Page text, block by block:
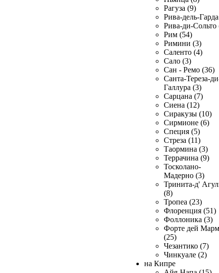
Рагуза (9)
Рива-дель-
Рива-ди-Сольто
Рим (54)
Римини (3)
Саленто (4)
Сало (3)
Сан - Ремо (36)
Санта-Тереза-
Галлура (3)
Сарцана (7)
Сиена (12)
Сиракузы (10)
Сирмионе (6)
Специя (5)
Стреза (11)
Таормина (3)
Террачина (9)
Тосколано-
Мадерно (3)
Тринита-д'
(8)
Тропеа (23)
Флоренция (51)
Фоллоника (3)
Форте дей
(25)
Чезантико (7)
Чинкуале (2)
на Кипре